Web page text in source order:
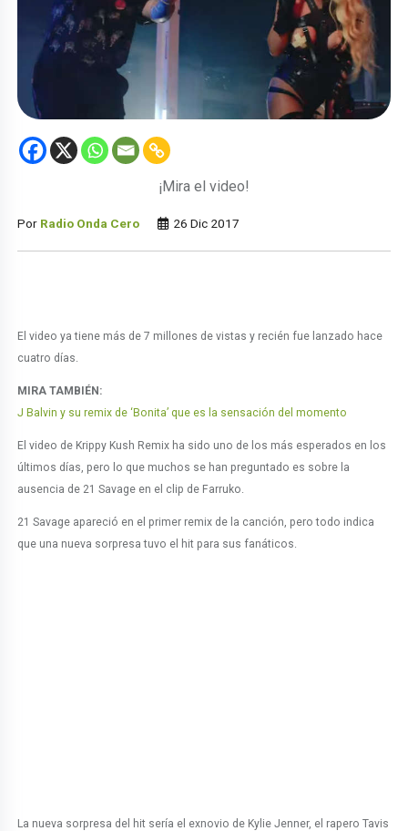
¡Mira el video!
Por Radio Onda Cero 26 Dic 2017
El video ya tiene más de 7 millones de vistas y recién fue lanzado hace
cuatro días.
MIRA TAMBIÉN:
J Balvin y su remix de ‘Bonita’ que es la sensación del momento
El video de Krippy Kush Remix ha sido uno de los más esperados en los
últimos días, pero lo que muchos se han preguntado es sobre la
ausencia de 21 Savage en el clip de Farruko.
21 Savage apareció en el primer remix de la canción, pero todo indica
que una nueva sorpresa tuvo el hit para sus fanáticos.
La nueva sorpresa del hit sería el exnovio de Kylie Jenner, el rapero Tavis